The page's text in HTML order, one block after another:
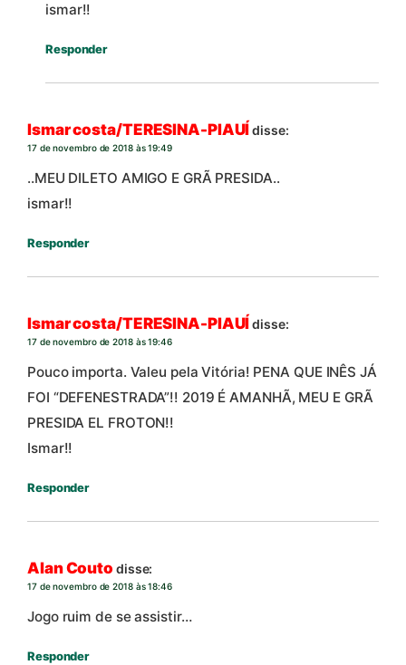
ismar!!
Responder
Ismar costa/TERESINA-PIAUÍdisse:
17 de novembro de 2018 às 19:49
..MEU DILETO AMIGO E GRÃ PRESIDA..
ismar!!
Responder
Ismar costa/TERESINA-PIAUÍdisse:
17 de novembro de 2018 às 19:46
Pouco importa. Valeu pela Vitória! PENA QUE INÊS JÁ
FOI “DEFENESTRADA”!! 2019 É AMANHÃ, MEU E GRÃ
PRESIDA EL FROTON!!
Ismar!!
Responder
Alan Couto disse:
17 de novembro de 2018 às 18:46
Jogo ruim de se assistir…
Responder